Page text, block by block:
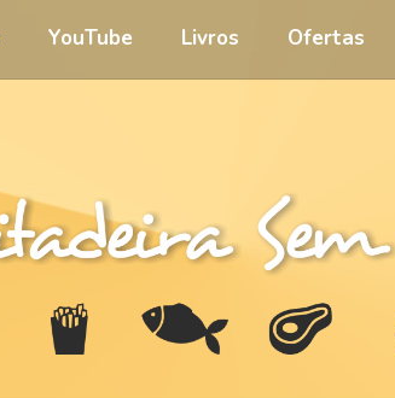
YouTube Livros Ofertas